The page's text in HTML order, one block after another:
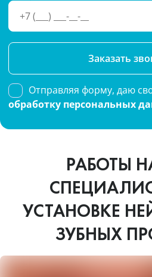
Please
this
field
empty.
Отправляя форму, даю
обработку персональных
РАБОТЫ
УСТАНОВКЕ
ЗУБНЫХ